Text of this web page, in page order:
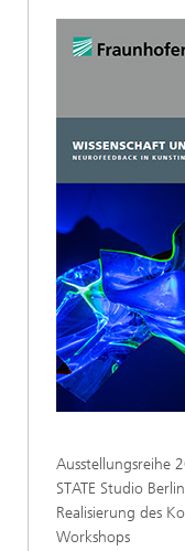
Ausstellungsreihe
STATE Studio Berlin
Realisierung des
Workshops